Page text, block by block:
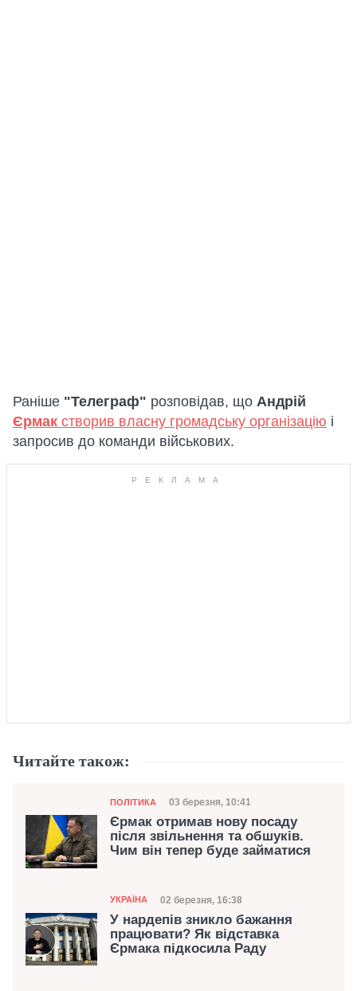
Раніше "Телеграф" розповідав, що Андрій
Єрмак створив власну громадську організацію і
запросив до команди військових.
Читайте також:
Категорія
ПОЛІТИКА Дата публікації
03 березня, 10:41
Єрмак отримав нову посаду
після звільнення та обшуків.
Чим він тепер буде займатися
Категорія
УКРАЇНА Дата публікації
02 березня, 16:38
У нардепів зникло бажання
працювати? Як відставка
Єрмака підкосила Раду